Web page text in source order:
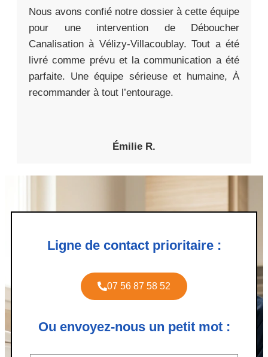
Nous avons confié notre dossier à cette équipe
pour une intervention de Déboucher
Canalisation à Vélizy-Villacoublay. Tout a été
livré comme prévu et la communication a été
parfaite. Une équipe sérieuse et humaine, À
recommander à tout l’entourage.
Émilie R.
Ligne de contact prioritaire :
07 56 87 58 52
Ou envoyez-nous un petit mot :